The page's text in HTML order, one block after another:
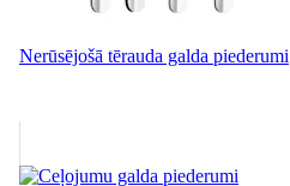
Nerūsējošā tērauda galda piederumi